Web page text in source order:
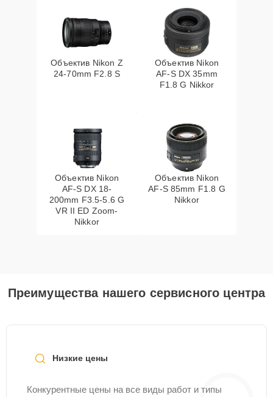
Объектив Nikon Z
24-70mm F2.8 S
Объектив Nikon
AF-S DX 35mm
F1.8 G Nikkor
Объектив Nikon
AF-S DX 18-
200mm F3.5-5.6 G
VR II ED Zoom-
Nikkor
Объектив Nikon
AF-S 85mm F1.8 G
Nikkor
Преимущества нашего сервисного центра
Низкие цены
Конкурентные цены на все виды работ и типы